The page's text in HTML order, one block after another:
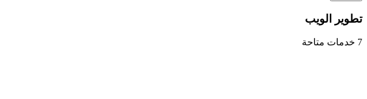
تطوير الويب
7 خدمات متاحة